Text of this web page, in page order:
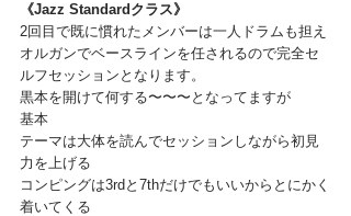
《Jazz Standardクラス》
2回目で既に慣れたメンバーは一人ドラムも担え
オルガンでベースラインを任されるので完全セ
ルフセッションとなります。
黒本を開けて何する〜〜〜となってますが
基本
テーマは大体を読んでセッションしながら初見
力を上げる
コンピングは3rdと7thだけでもいいからとにかく
着いてくる